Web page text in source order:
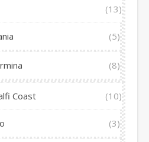
(13)
(5)
(8)
Coast (10)
(3)